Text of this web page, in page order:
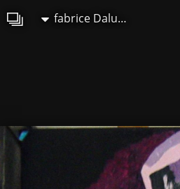
fabrice Daluseau